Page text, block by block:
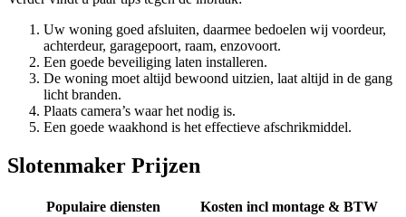
Uw woning goed afsluiten, daarmee bedoelen wij voordeur,
achterdeur, garagepoort, raam, enzovoort.
Een goede beveiliging laten installeren.
De woning moet altijd bewoond uitzien, laat altijd in de gang
licht branden.
Plaats camera’s waar het nodig is.
Een goede waakhond is het effectieve afschrikmiddel.
Slotenmaker Prijzen
Populaire diensten
Kosten incl montage & BTW